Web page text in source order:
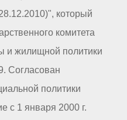
который
комитета
и жилищной политики
Согласован
политики
с 1 января 2000 г.